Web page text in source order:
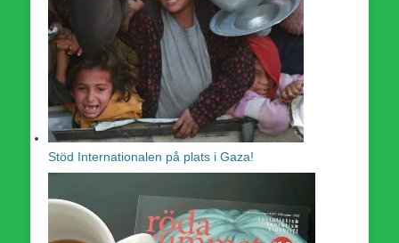
Stöd Internationalen på plats i Gaza!